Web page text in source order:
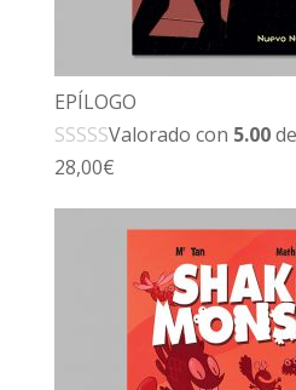
EPÍLOGO
Valorado con 5.00
28,00€